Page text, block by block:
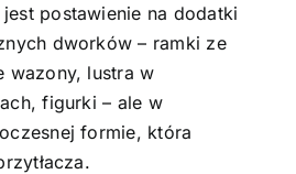
jest postawienie na dodatki
dworków – ramki ze
wazony, lustra w
figurki – ale w
formie, która